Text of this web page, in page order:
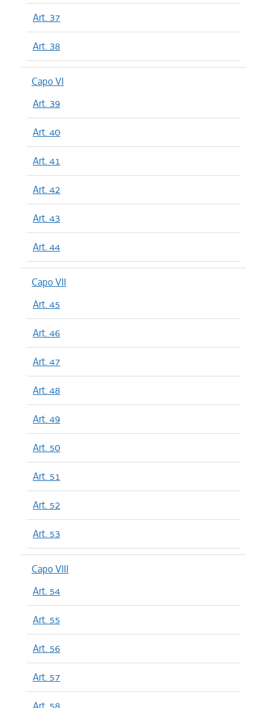
Art. 37
Art. 38
Capo VI
Art. 39
Art. 40
Art. 41
Art. 42
Art. 43
Art. 44
Capo VII
Art. 45
Art. 46
Art. 47
Art. 48
Art. 49
Art. 50
Art. 51
Art. 52
Art. 53
Capo VIII
Art. 54
Art. 55
Art. 56
Art. 57